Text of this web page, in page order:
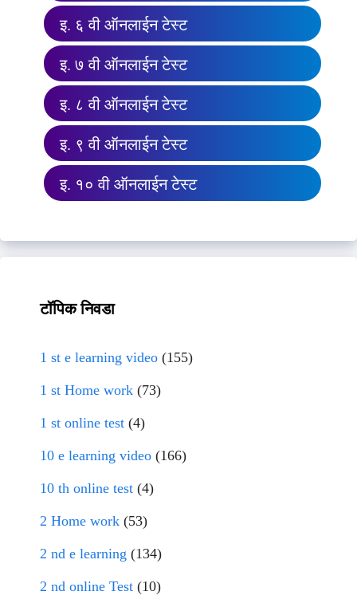
इ. ६ वी ऑनलाईन टेस्ट
इ. ७ वी ऑनलाईन टेस्ट
इ. ८ वी ऑनलाईन टेस्ट
इ. ९ वी ऑनलाईन टेस्ट
इ. १० वी ऑनलाईन टेस्ट
टॉपिक निवडा
1 st e learning video (155)
1 st Home work (73)
1 st online test (4)
10 e learning video (166)
10 th online test (4)
2 Home work (53)
2 nd e learning (134)
2 nd online Test (10)